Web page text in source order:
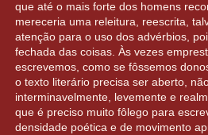
que até o mais forte dos homens
mereceria uma releitura, reescrita,
atenção para o uso dos advérbios,
fechada das coisas. Às vezes
escrevemos, como se fôssemos
o texto literário precisa ser aberto,
interminavelmente, levemente e
que é preciso muito fôlego para
densidade poética e de movimento